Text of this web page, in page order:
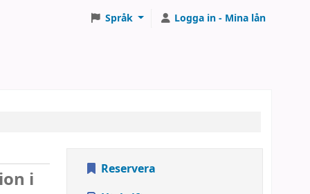
Språk Logga in - Mina lån
i
Reservera